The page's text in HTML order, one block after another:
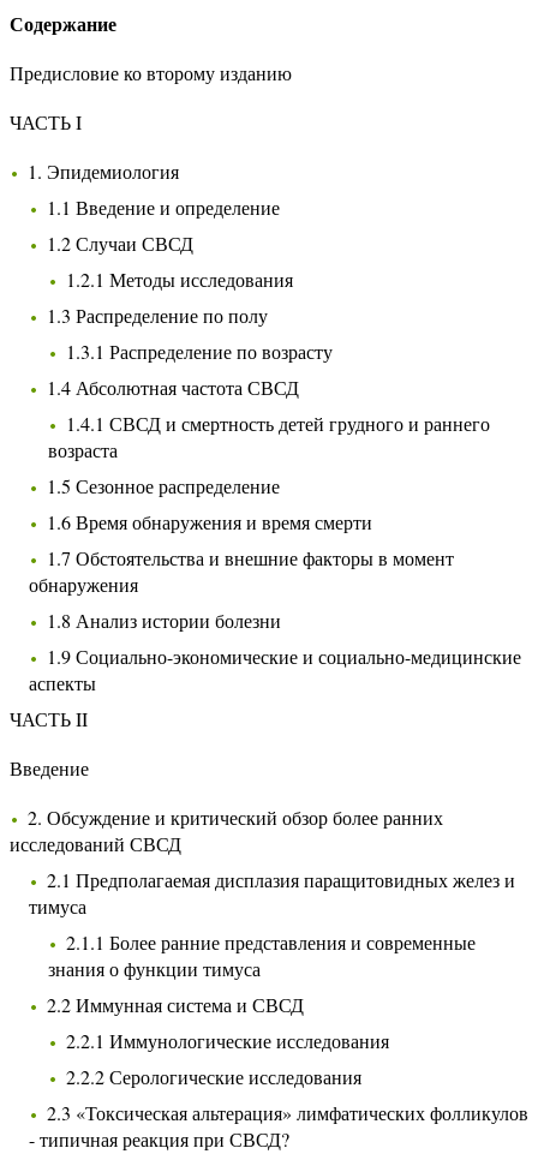
Содержание
Предисловие ко второму изданию
ЧАСТЬ I
1. Эпидемиология
1.1 Введение и определение
1.2 Случаи СВСД
1.2.1 Методы исследования
1.3 Распределение по полу
1.3.1 Распределение по возрасту
1.4 Абсолютная частота СВСД
1.4.1 СВСД и смертность детей грудного и раннего
возраста
1.5 Сезонное распределение
1.6 Время обнаружения и время смерти
1.7 Обстоятельства и внешние факторы в момент
обнаружения
1.8 Анализ истории болезни
1.9 Социально-экономические и социально-медицинские
аспекты
ЧАСТЬ II
Введение
2. Обсуждение и критический обзор более ранних
исследований СВСД
2.1 Предполагаемая дисплазия паращитовидных желез и
тимуса
2.1.1 Более ранние представления и современные
знания о функции тимуса
2.2 Иммунная система и СВСД
2.2.1 Иммунологические исследования
2.2.2 Серологические исследования
2.3 «Токсическая альтерация» лимфатических фолликулов
- типичная реакция при СВСД?